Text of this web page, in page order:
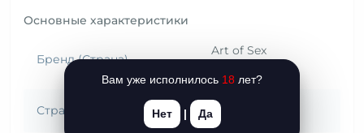
Основные характеристики
Бренд (Страна)
Art of Sex
Страна происхождения Украина
Вам уже исполнилось 18 лет?
Нет | Да